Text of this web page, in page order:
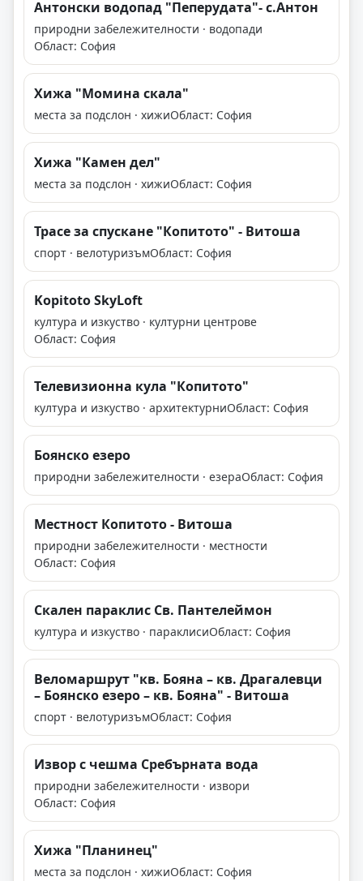
Антонски водопад "Пеперудата"- с.Антон
природни забележителности · водопади
Област: София
Хижа "Момина скала"
места за подслон · хижиОбласт: София
Хижа "Камен дел"
места за подслон · хижиОбласт: София
Трасе за спускане "Копитото" - Витоша
спорт · велотуризъмОбласт: София
Kopitoto SkyLoft
култура и изкуство · културни центрове
Област: София
Телевизионна кула "Копитото"
култура и изкуство · архитектурниОбласт: София
Боянско езеро
природни забележителности · езераОбласт: София
Местност Копитото - Витоша
природни забележителности · местности
Област: София
Скален параклис Св. Пантелеймон
култура и изкуство · параклисиОбласт: София
Веломаршрут "кв. Бояна – кв. Драгалевци
– Боянско езеро – кв. Бояна" - Витоша
спорт · велотуризъмОбласт: София
Извор с чешма Сребърната вода
природни забележителности · извори
Област: София
Хижа "Планинец"
места за подслон · хижиОбласт: София